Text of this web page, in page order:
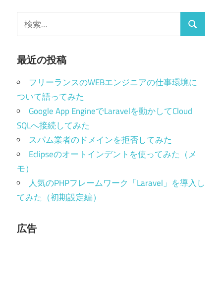
索:
検
最近の投稿
フリーランスのWEBエンジニアの仕事環境に
ついて語ってみた
Google App EngineでLaravelを動かしてCloud
SQLへ接続してみた
スパム業者のドメインを拒否してみた
Eclipseのオートインデントを使ってみた（メ
モ）
人気のPHPフレームワーク「Laravel」を導入し
てみた（初期設定編）
広告